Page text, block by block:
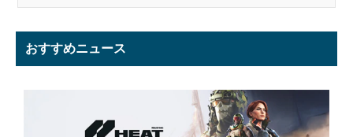
おすすめニュース